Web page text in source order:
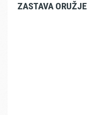
ZASTAVA ORUŽJE